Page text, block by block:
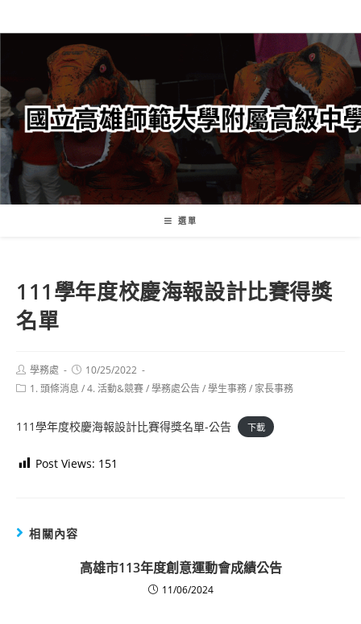
轉
要
內
容
選單
111學年度校慶海報設計比賽得獎
名單
Post
author:
學務處
Post
published:
10/25/2022
Post1. 頭條消息 /4. 活動&競賽/學務處公告/學生事務/ 家長事務
111學年度校慶海報設計比賽得獎名單-公告 下載
Post Views: 151
相關內容
高雄市113年度創意運動會成績公告
11/06/2024